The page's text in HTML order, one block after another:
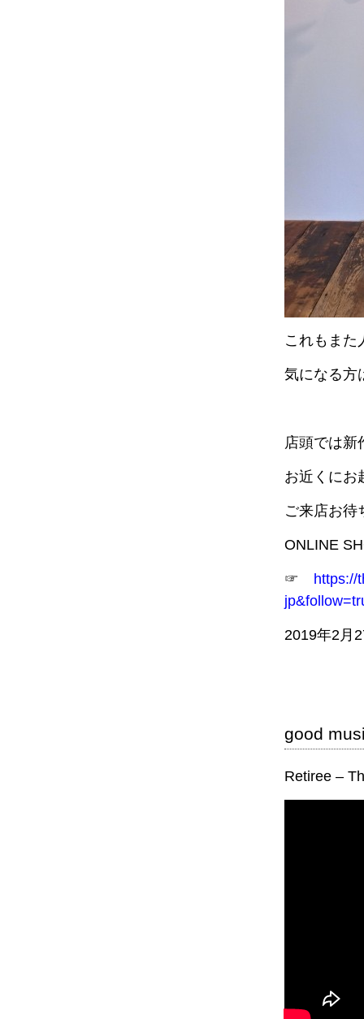
これもまた
気になる方
店頭では新
お近くにお
ご来店お待
ONLINE
☞ https://
2019年2月
good
Retiree –